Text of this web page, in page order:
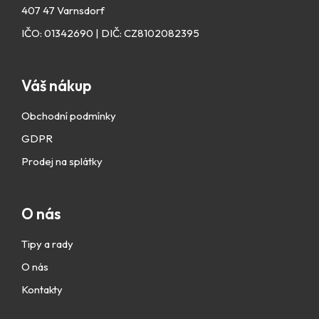
407 47 Varnsdorf
IČO: 01342690 | DIČ: CZ8102082395
Váš nákup
Obchodní podmínky
GDPR
Prodej na splátky
O nás
Tipy a rady
O nás
Kontakty